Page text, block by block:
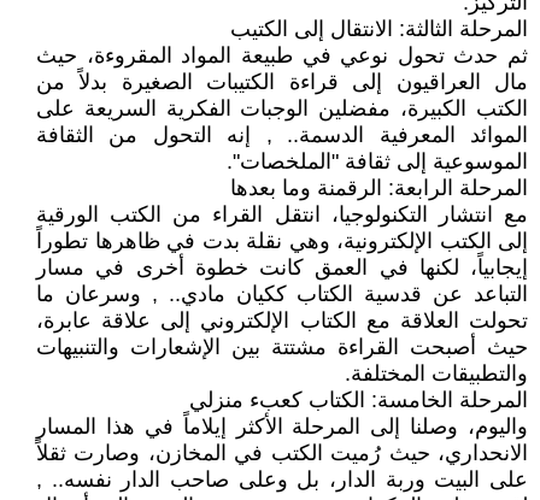
المرحلة الثالثة: الانتقال إلى الكتيب
ثم حدث تحول نوعي في طبيعة المواد المقروءة، حيث
مال العراقيون إلى قراءة الكتيبات الصغيرة بدلاً من
الكتب الكبيرة، مفضلين الوجبات الفكرية السريعة على
الموائد المعرفية الدسمة.. , إنه التحول من الثقافة
الموسوعية إلى ثقافة "الملخصات".
المرحلة الرابعة: الرقمنة وما بعدها
مع انتشار التكنولوجيا، انتقل القراء من الكتب الورقية
إلى الكتب الإلكترونية، وهي نقلة بدت في ظاهرها تطوراً
إيجابياً، لكنها في العمق كانت خطوة أخرى في مسار
التباعد عن قدسية الكتاب ككيان مادي.. , وسرعان ما
تحولت العلاقة مع الكتاب الإلكتروني إلى علاقة عابرة،
حيث أصبحت القراءة مشتتة بين الإشعارات والتنبيهات
والتطبيقات المختلفة.
المرحلة الخامسة: الكتاب كعبء منزلي
واليوم، وصلنا إلى المرحلة الأكثر إيلاماً في هذا المسار
الانحداري، حيث رُميت الكتب في المخازن، وصارت ثقلاً
على البيت وربة الدار، بل وعلى صاحب الدار نفسه.. ,